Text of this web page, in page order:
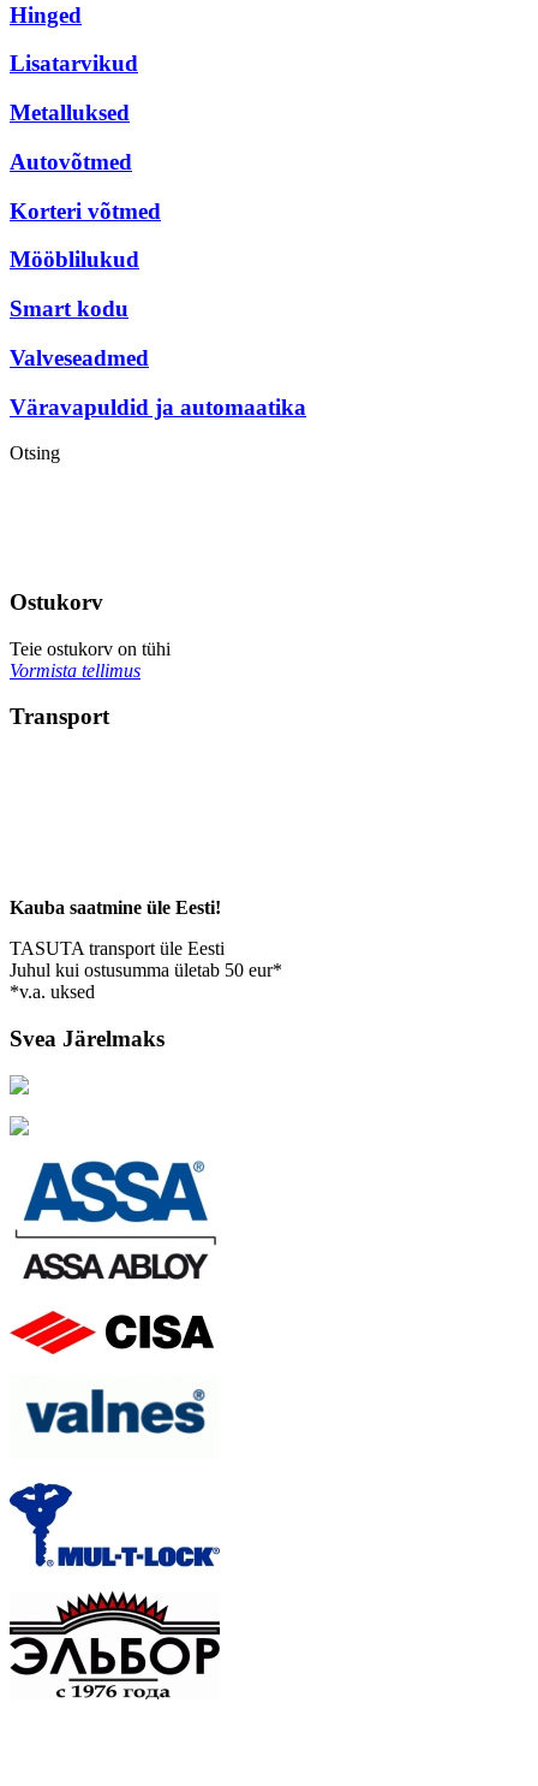
Hinged
Lisatarvikud
Metalluksed
Autovõtmed
Korteri võtmed
Mööblilukud
Smart kodu
Valveseadmed
Väravapuldid ja automaatika
Otsing
Ostukorv
Teie ostukorv on tühi
Vormista tellimus
Transport
Kauba saatmine üle Eesti!
TASUTA transport üle Eesti
Juhul kui ostusumma ületab 50 eur*
*v.a. uksed
Svea Järelmaks